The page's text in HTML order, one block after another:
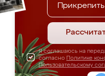
Я соглашаюсь на
согласно Политике
Пользовательскому